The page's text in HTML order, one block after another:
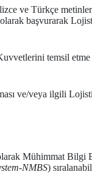
ve Türkçe
başvurarak
temsil
ve/veya ilgili
Mühimmat Bilgi
NMBS)